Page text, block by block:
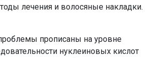
лечения и волосяные накладки.
прописаны на уровне
нуклеиновых кислот